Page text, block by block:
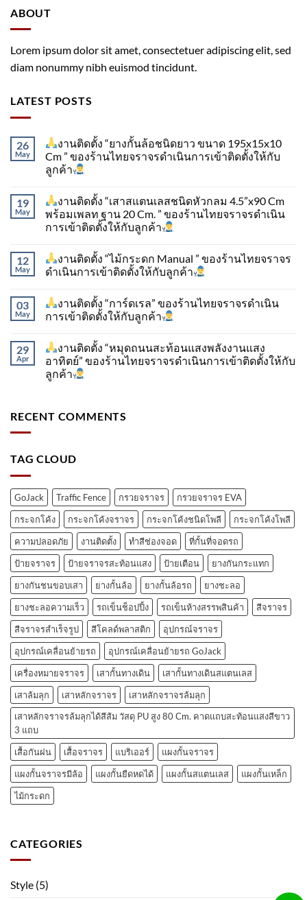
ABOUT
Lorem ipsum dolor sit amet, consectetuer adipiscing elit, sed
diam nonummy nibh euismod tincidunt.
LATEST POSTS
26
May
งานติดตั้ง “ยางกั้นล้อชนิดยาว ขนาด 195x15x10
Cm ” ของร้านไทยจราจรดำเนินการเข้าติดตั้ง​ให้กับ
ลูกค้า
19
May
งานติดตั้ง “เสาสแตนเลสชนิดหัวกลม 4.5”x90 Cm
พร้อมเพลท ฐาน 20 Cm. ” ของร้านไทยจราจรดำเนิน
การเข้าติดตั้ง​ให้กับลูกค้า
12
May
งานติดตั้ง “ไม้กระดก Manual ” ของร้านไทยจราจร
ดำเนินการเข้าติดตั้ง​ให้กับลูกค้า
03
May
งานติดตั้ง “การ์ดเรล” ของร้านไทยจราจรดำเนิน
การเข้าติดตั้ง​ให้กับลูกค้า
29
Apr
งานติดตั้ง “หมุดถนนสะท้อนแสงพลังงานแสง
อาทิตย์” ของร้านไทยจราจรดำเนินการเข้าติดตั้ง​ให้กับ
ลูกค้า
RECENT COMMENTS
TAG CLOUD
GoJack Traffic Fence กรวยจราจร
กรวยจราจร EVA
กระจกโค้ง
กระจกโค้งจราจร กระจกโค้งชนิดโพลี
กระจกโค้งโพลี
ความปลอดภัย
งานติดตั้ง ทำสีช่องจอด
ที่กั้นที่จอดรถ
ป้ายจราจร
ป้ายจราจรสะท้อนแสง ป้ายเตือน
ยางกันกระแทก
ยางกันชนขอบเสา
ยางกั้นล้อ ยางกั้นล้อรถ
ยางชะลอ
ยางชะลอความเร็ว
รถเข็นช็อปปิ้ง รถเข็นห้างสรรพสินค้า
สีจราจร
สีจราจรสำเร็จรูป
สีโคลด์พลาสติก
อุปกรณ์จราจร
อุปกรณ์เคลื่อนย้ายรถ
อุปกรณ์เคลื่อนย้ายรถ GoJack
เครื่องหมายจราจร
เสากั้นทางเดิน
เสากั้นทางเดินสแตนเลส
เสาล้มลุก
เสาหลักจราจร
เสาหลักจราจรล้มลุก
เสาหลักจราจรล้มลุกได้สีส้ม วัสดุ PU สูง 80 Cm. คาดแถบสะท้อนแสงสีขาว
3 แถบ
เสื้อกันฝน
เสื้อจราจร แบริเออร์
แผงกั้นจราจร
แผงกั้นจราจรมีล้อ
แผงกั้นยืดหดได้ แผงกั้นสแตนเลส
แผงกั้นเหล็ก
ไม้กระดก
CATEGORIES
Style (5)